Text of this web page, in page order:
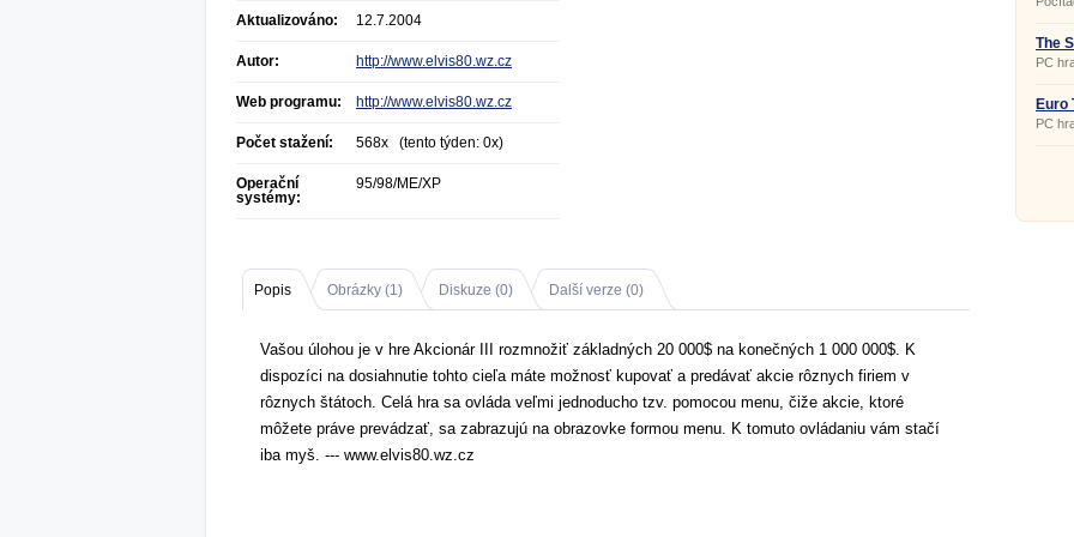
Aktualizováno: 12.7.2004
Autor: http://www.elvis80.wz.cz
Web programu: http://www.elvis80.wz.cz
Počet stažení: 568x (tento týden: 0x)
Operační
systémy:
95/98/ME/XP
Popis Obrázky (1) Diskuze (0) Další verze (0)
Vašou úlohou je v hre Akcionár III rozmnožiť základných 20 000$ na konečných 1 000 000$. K
dispozíci na dosiahnutie tohto cieľa máte možnosť kupovať a predávať akcie rôznych firiem v
rôznych štátoch. Celá hra sa ovláda veľmi jednoducho tzv. pomocou menu, čiže akcie, ktoré
môžete práve prevádzať, sa zabrazujú na obrazovke formou menu. K tomuto ovládaniu vám stačí
iba myš. --- www.elvis80.wz.cz
se hra
vždy
hru
The
PC
Euro
PC